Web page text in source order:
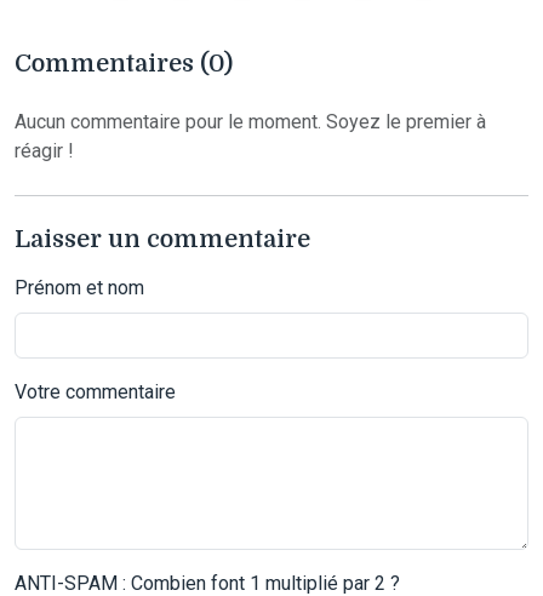
Commentaires (0)
Aucun commentaire pour le moment. Soyez le premier à
réagir !
Laisser un commentaire
Prénom et nom
Votre commentaire
ANTI-SPAM : Combien font 1 multiplié par 2 ?